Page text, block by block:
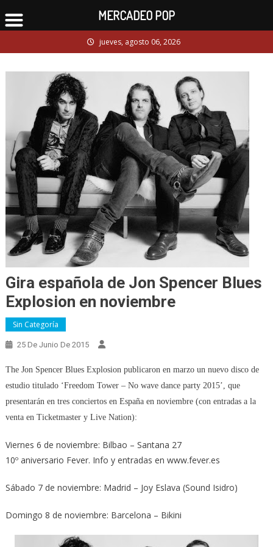
to
jueves, agosto 06, 2026
Gira española de Jon Spencer Blues
Explosion en noviembre
Sin Categoría
25 De Junio De 2015
The Jon Spencer Blues Explosion publicaron en marzo un nuevo disco de
estudio titulado ‘Freedom Tower – No wave dance party 2015’, que
presentarán en tres conciertos en España en noviembre (con entradas a la
venta en Ticketmaster y Live Nation):
Viernes 6 de noviembre: Bilbao – Santana 27
10º aniversario Fever. Info y entradas en www.fever.es
Sábado 7 de noviembre: Madrid – Joy Eslava (Sound Isidro)
Domingo 8 de noviembre: Barcelona – Bikini
MERCADEO POP